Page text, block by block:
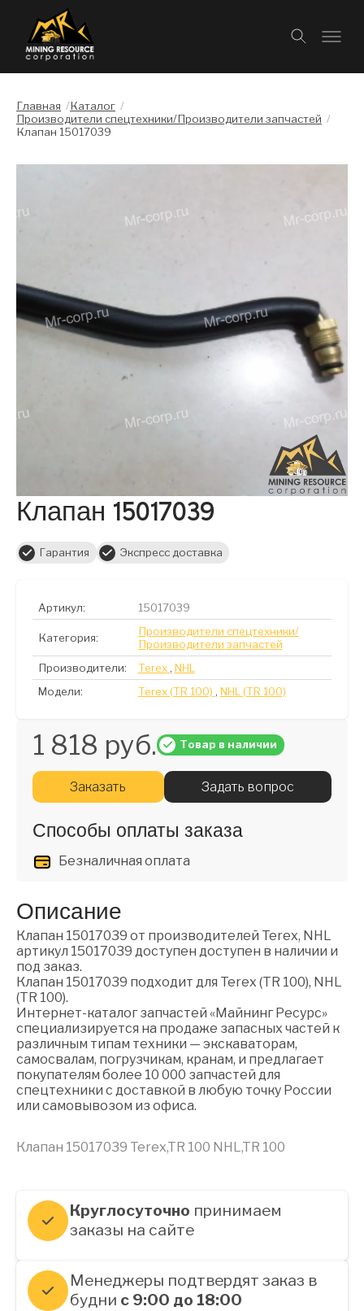
Главная /Каталог /
Производители спецтехники/Производители запчастей /
Клапан 15017039
Клапан 15017039
Гарантия Экспресс доставка
Артикул: 15017039
Категория:
Производители спецтехники/
Производители запчастей
Производители:
Terex , NHL
Модели:
Terex (TR 100) , NHL (TR 100)
1 818 руб. Товар в наличии
Заказать Задать вопрос
Способы оплаты заказа
Безналичная оплата
Описание
Клапан 15017039 от производителей Terex, NHL
артикул 15017039 доступен доступен в наличии и
под заказ.
Клапан 15017039 подходит для Terex (TR 100), NHL
(TR 100).
Интернет-каталог запчастей «Майнинг Ресурс»
специализируется на продаже запасных частей к
различным типам техники — экскаваторам,
самосвалам, погрузчикам, кранам, и предлагает
покупателям более 10 000 запчастей для
спецтехники с доставкой в любую точку России
или самовывозом из офиса.
Клапан 15017039 Terex,TR 100 NHL,TR 100
Круглосуточно принимаем
заказы на сайте
Менеджеры подтвердят заказ в
будни с 9:00 до 18:00